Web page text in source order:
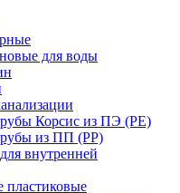
для воды
Корсис из ПЭ (PE)
из ПП (PP)
внутренней